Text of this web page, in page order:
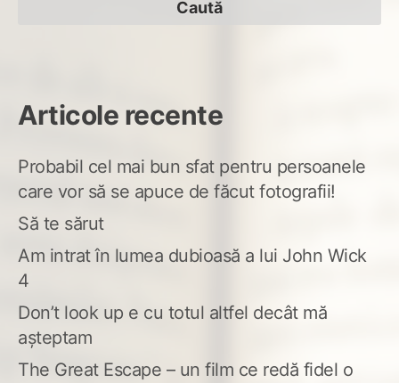
Articole recente
Probabil cel mai bun sfat pentru persoanele
care vor să se apuce de făcut fotografii!
Să te sărut
Am intrat în lumea dubioasă a lui John Wick
4
Don’t look up e cu totul altfel decât mă
așteptam
The Great Escape – un film ce redă fidel o